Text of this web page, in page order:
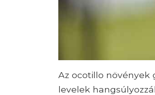
Az ocotillo növények
levelek